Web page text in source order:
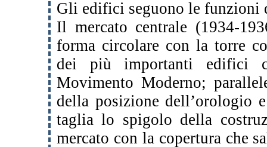
Gli edifici seguono le funzioni
Il mercato centrale (1934-
forma circolare con la torre
dei più importanti edifici
Movimento Moderno;
della posizione dell’orologio
taglia lo spigolo della
mercato con la copertura che